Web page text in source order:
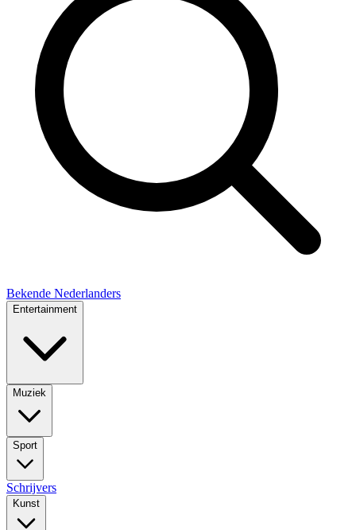
Bekende Nederlanders
Entertainment
Muziek
Sport
Schrijvers
Kunst